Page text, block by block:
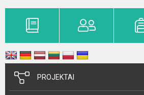
PROJEKTAI